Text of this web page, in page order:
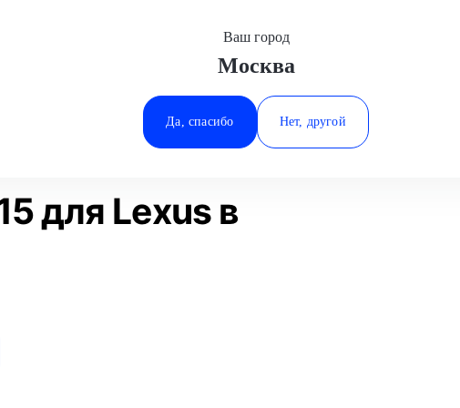
Минеральные Воды
Ростов-на-Дону
Ставрополь
Ваш город
Москва
Да, спасибо Нет, другой
Шиномонтаж R15 Lexus
Статьи
для Lexus в